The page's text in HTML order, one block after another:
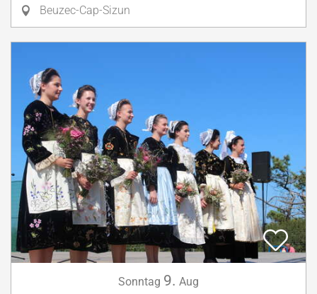
Beuzec-Cap-Sizun
Sonntag 9. Aug